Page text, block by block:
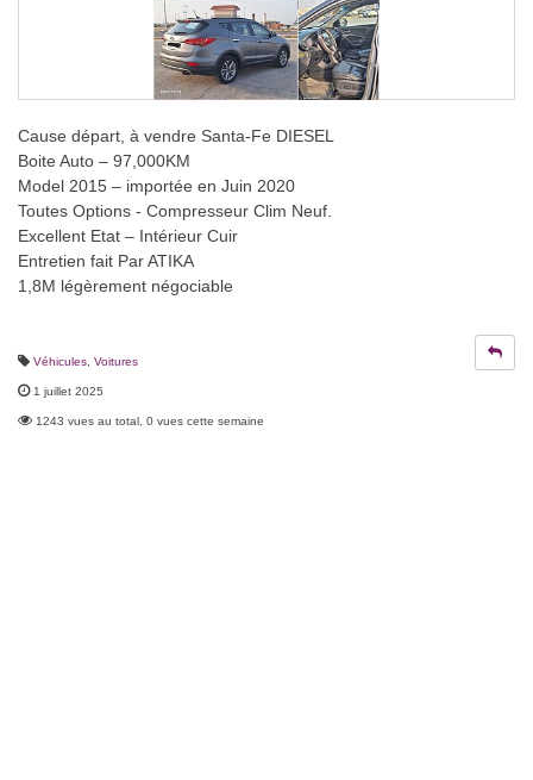
Cause départ, à vendre Santa-Fe DIESEL
Boite Auto – 97,000KM
Model 2015 – importée en Juin 2020
Toutes Options - Compresseur Clim Neuf.
Excellent Etat – Intérieur Cuir
Entretien fait Par ATIKA
1,8M légèrement négociable
Véhicules Voitures
1 juillet 2025
1243 vues au total, 0 vues cette semaine